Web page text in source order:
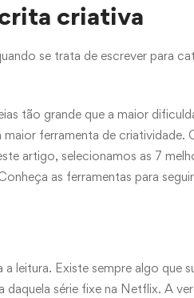
criativa
se trata de escrever para
tão grande que a maior
maior ferramenta de criatividade.
artigo, selecionamos as 7
as ferramentas para
leitura. Existe sempre algo que
série fixe na Netflix. A